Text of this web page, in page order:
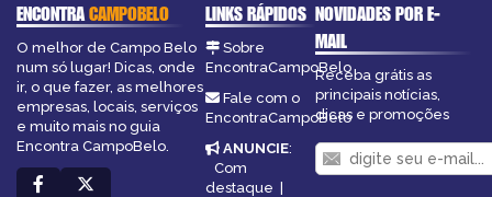
ENCONTRACAMPOBELO
O melhor de Campo Belo
num só lugar! Dicas, onde
ir, o que fazer, as melhores
empresas, locais, serviços
e muito mais no guia
Encontra CampoBelo.
LINKS RÁPIDOS
Sobre
EncontraCampoBelo
Fale com o
EncontraCampoBelo
ANUNCIE:
Com
destaque
NOVIDADES POR E-
MAIL
Receba grátis as
principais notícias,
dicas e promoções